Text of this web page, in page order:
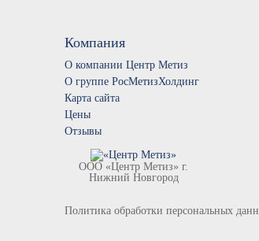
Компания
О компании Центр Метиз
О группе РосМетизХолдинг
Карта сайта
Цены
Отзывы
ООО «Центр Метиз» г.
Нижний Новгород
Политика обработки персональных